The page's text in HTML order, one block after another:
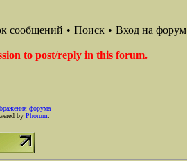
сообщений • Поиск • Вход на форум
to post/reply in this forum.
форума
by Phorum